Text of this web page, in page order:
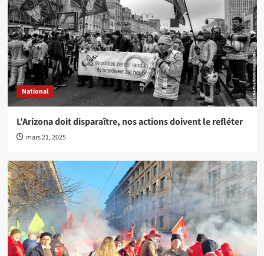
National
L’Arizona doit disparaître, nos actions doivent le refléter
mars 21, 2025